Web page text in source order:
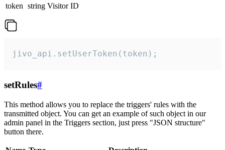
token string Visitor ID
jivo_api.setUserToken(token);
setRules#
This method allows you to replace the triggers' rules with the
transmitted object. You can get an example of such object in our
admin panel in the Triggers section, just press "JSON structure"
button there.